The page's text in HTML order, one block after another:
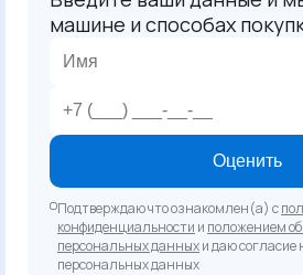
машине и способах
Оценить
Подтверждаю что ознакомлен(а) с
конфиденциальности и положением об
персональных данныхи даю согласие
персональных данных